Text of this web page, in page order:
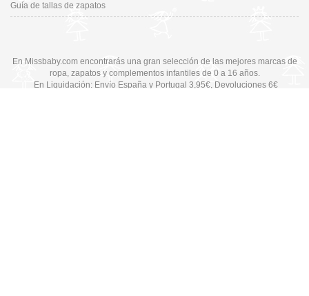
Guía de tallas de zapatos
En Missbaby.com encontrarás una gran selección de las mejores marcas de
ropa, zapatos y complementos infantiles de 0 a 16 años.
En Liquidación: Envío España y Portugal 3,95€, Devoluciones 6€